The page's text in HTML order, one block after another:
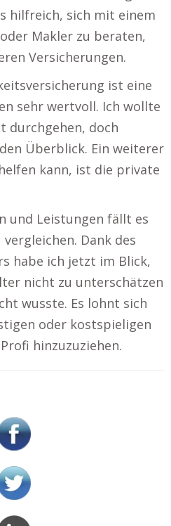
hilfreich, sich mit einem
Makler zu beraten,
Versicherungen.
ist eine
sehr wertvoll. Ich wollte
durchgehen, doch
Überblick. Ein weiterer
kann, ist die private
und Leistungen fällt es
Dank des
habe ich jetzt im Blick,
nicht zu unterschätzen
wusste. Es lohnt sich
oder kostspieligen
hinzuzuziehen.